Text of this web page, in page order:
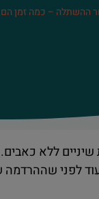
ההשתלה – כמה זמן
ללא
לפני שההרדמה